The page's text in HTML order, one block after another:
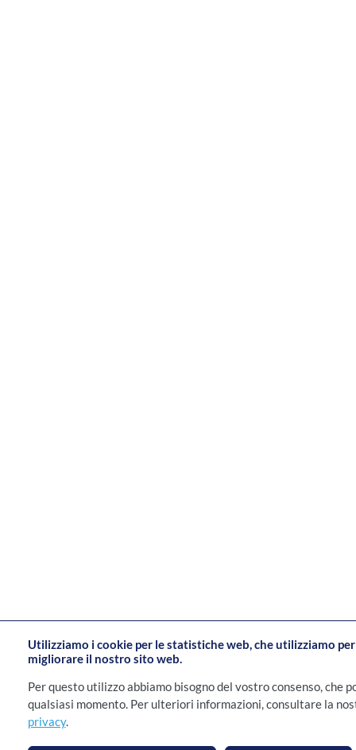
Utilizziamo i cookie per le statistiche web, che utilizziamo
migliorare il nostro sito web.
Per questo utilizzo abbiamo bisogno del vostro consenso, che
qualsiasi momento. Per ulteriori informazioni, consultare la
privacy.